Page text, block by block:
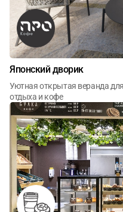
Бары
Кофейни
Столовые
Летние веранды
Японский дворик
Уютная открытая веранда
отдыха и кофе